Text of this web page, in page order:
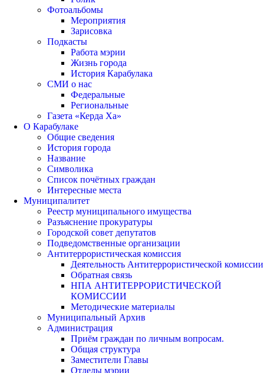
Фотоальбомы
Мероприятия
Зарисовка
Подкасты
Работа мэрии
Жизнь города
История Карабулака
СМИ о нас
Федеральные
Региональные
Газета «Керда Ха»
О Карабулаке
Общие сведения
История города
Название
Символика
Список почётных граждан
Интересные места
Муниципалитет
Реестр муниципального имущества
Разъяснение прокуратуры
Городской совет депутатов
Подведомственные организации
Антитеррористическая комиссия
Деятельность Антитеррористической комиссии
Обратная связь
НПА АНТИТЕРРОРИСТИЧЕСКОЙ
КОМИССИИ
Методические материалы
Муниципальный Архив
Администрация
Приём граждан по личным вопросам.
Общая структура
Заместители Главы
Отделы мэрии